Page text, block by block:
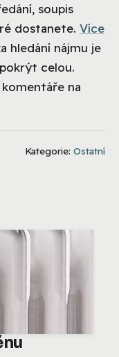
soupis
dostanete. Více
hledání nájmu je
celou.
na
Kategorie: Ostatní